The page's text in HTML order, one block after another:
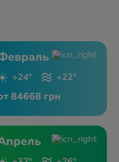
+24° +22°
84668 грн